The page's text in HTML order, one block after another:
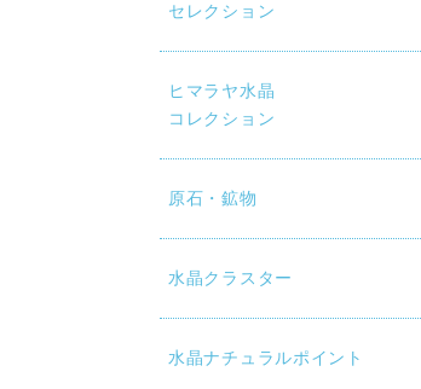
セレクション
ヒマラヤ水晶
コレクション
原石・鉱物
水晶クラスター
水晶ナチュラルポイント